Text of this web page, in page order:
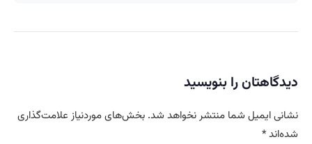
دیدگاهتان را بنویسید
نشانی ایمیل شما منتشر نخواهد شد. بخش‌های موردنیاز علامت‌گذاری
شده‌اند*